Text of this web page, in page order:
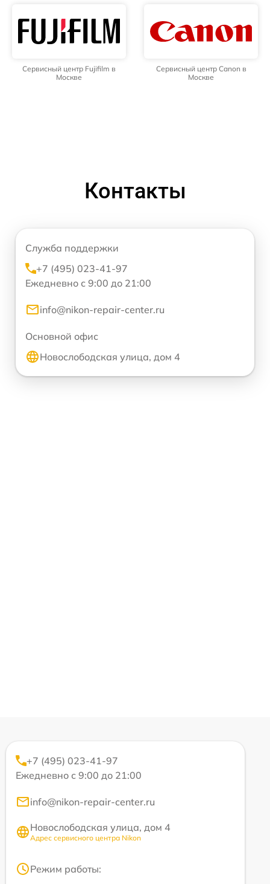
Сервисный центр Fujifilm в
Москве
Сервисный центр Canon в
Москве
Контакты
Служба поддержки
+7 (495) 023-41-97
Ежедневно с 9:00 до 21:00
info@nikon-repair-center.ru
Основной офис
Новослободская улица, дом 4
+7 (495) 023-41-97
Ежедневно с 9:00 до 21:00
info@nikon-repair-center.ru
Новослободская улица, дом 4
Адрес сервисного центра Nikon
Режим работы: